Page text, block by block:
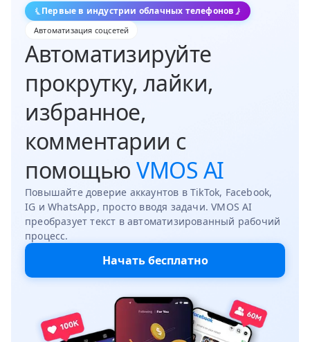
Первые в индустрии облачных телефонов
Автоматизация соцсетей
Автоматизируйте
прокрутку, лайки,
избранное,
комментарии с
помощью VMOS AI
Повышайте доверие аккаунтов в TikTok, Facebook,
IG и WhatsApp, просто вводя задачи. VMOS AI
преобразует текст в автоматизированный рабочий
процесс.
Начать бесплатно